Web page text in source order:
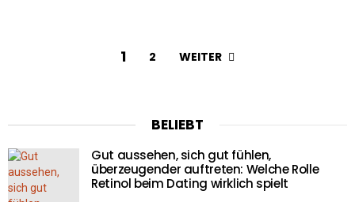
1 2 WEITER
BELIEBT
Gut aussehen, sich gut fühlen,
überzeugender auftreten: Welche Rolle
Retinol beim Dating wirklich spielt